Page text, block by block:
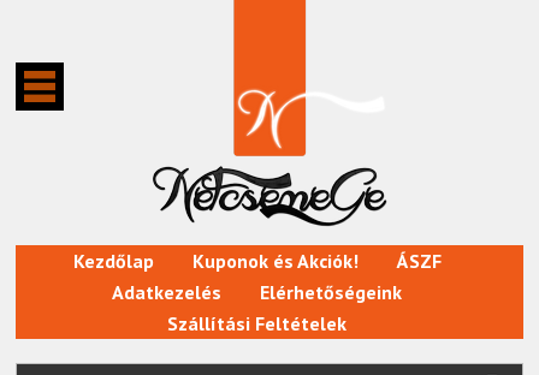
Kezdőlap Kuponok és Akciók!
ÁSZF
Adatkezelés
Elérhetőségeink
Szállítási Feltételek